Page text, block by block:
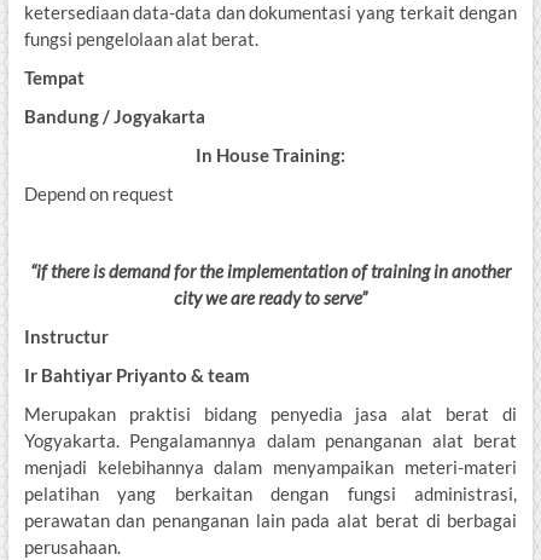
ketersediaan data-data dan dokumentasi yang terkait dengan
fungsi pengelolaan alat berat.
Tempat
Bandung/ Jogyakarta
In House Training:
Depend on request
“ifthere is demand for the implementation of training in another
city we are ready to serve”
Instructur
Ir Bahtiyar Priyanto & team
Merupakan praktisi bidang penyedia jasa alat berat di
Yogyakarta. Pengalamannya dalam penanganan alat berat
menjadi kelebihannya dalam menyampaikan meteri-materi
pelatihan yang berkaitan dengan fungsi administrasi,
perawatan dan penanganan lain pada alat berat di berbagai
perusahaan.